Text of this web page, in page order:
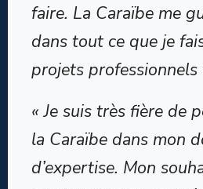
faire. La Caraïbe me
dans tout ce que je
projets professionnels
« Je suis très fière de
la Caraïbe dans mon
d’expertise. Mon